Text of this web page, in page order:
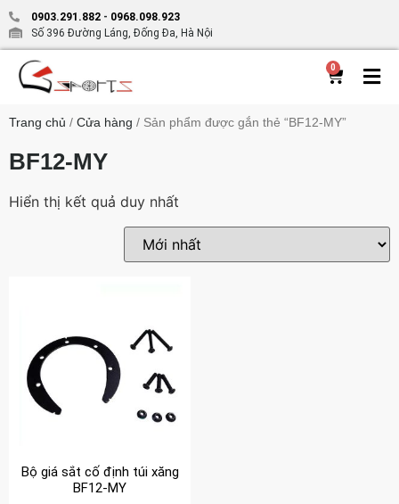
0903.291.882 - 0968.098.923
Số 396 Đường Láng, Đống Đa, Hà Nội
0
Trang chủ / Cửa hàng / Sản phẩm được gắn thẻ “BF12-MY”
BF12-MY
Hiển thị kết quả duy nhất
Bộ giá sắt cố định túi xăng
BF12-MY